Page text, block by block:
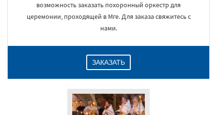
возможность заказать похоронный оркестр для
церемонии, проходящей в Мге. Для заказа свяжитесь с
нами.
ЗАКАЗАТЬ